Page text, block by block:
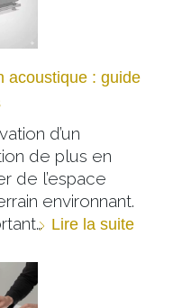
acoustique : guide
d’un
de plus en
de l’espace
environnant.
Lire la suite